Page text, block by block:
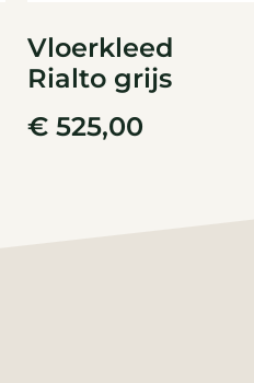
Vloerkleed
Rialto grijs
€525,00